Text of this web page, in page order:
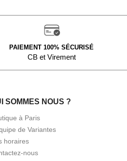
PAIEMENT 100% SÉCURISÉ
CB et Virement
SOMMES NOUS ?
à Paris
de Variantes
horaires
nous